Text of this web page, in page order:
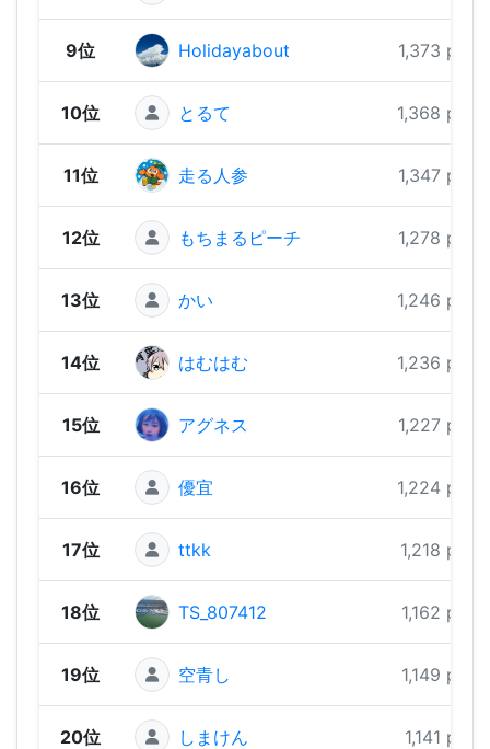
9位 Holidayabout 1,373 pts
10位 とるて 1,368 pts
11位 走る人参 1,347 pts
12位 もちまるピーチ 1,278 pts
13位 かい 1,246 pts
14位 はむはむ 1,236 pts
15位 アグネス 1,227 pts
16位 優宜 1,224 pts
17位 ttkk 1,218 pts
18位 TS_807412 1,162 pts
19位 空青し 1,149 pts
20位 しまけん 1,141 pts